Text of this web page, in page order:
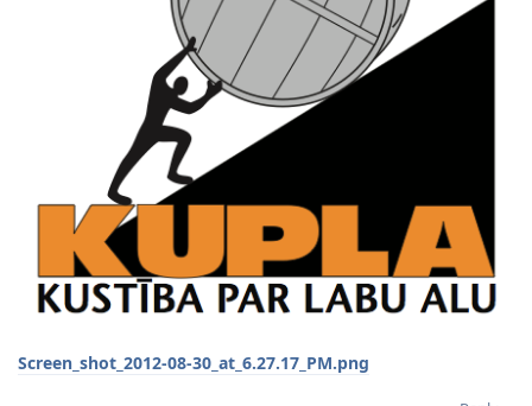
Screen_shot_2012-08-30_at_6.27.17_PM.png